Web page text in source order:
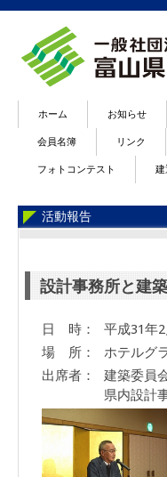
ホーム お知らせ
会員名簿 リンク
フォトコンテスト 建
活動報告
設計事務所と建
日 時：
平成31年
場 所：
ホテルグ
出席者：
建築委員
県内設計